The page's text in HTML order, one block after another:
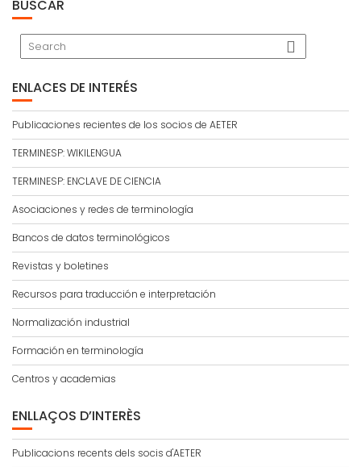
BUSCAR
ENLACES DE INTERÉS
Publicaciones recientes de los socios de AETER
TERMINESP: WIKILENGUA
TERMINESP: ENCLAVE DE CIENCIA
Asociaciones y redes de terminología
Bancos de datos terminológicos
Revistas y boletines
Recursos para traducción e interpretación
Normalización industrial
Formación en terminología
Centros y academias
ENLLAÇOS D’INTERÈS
Publicacions recents dels socis d'AETER